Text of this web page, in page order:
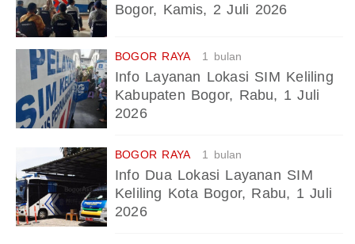
Bogor, Kamis, 2 Juli 2026
BOGOR RAYA 1 bulan
Info Layanan Lokasi SIM Keliling
Kabupaten Bogor, Rabu, 1 Juli
2026
BOGOR RAYA 1 bulan
Info Dua Lokasi Layanan SIM
Keliling Kota Bogor, Rabu, 1 Juli
2026